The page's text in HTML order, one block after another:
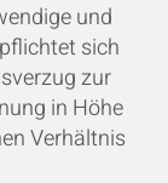
und
sich
zur
in Höhe
Verhältnis